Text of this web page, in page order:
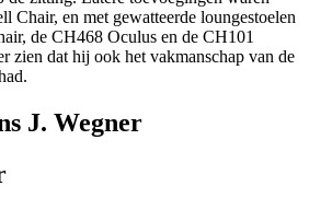
Chair, en met gewatteerde loungestoelen
de CH468 Oculus en de CH101
zien dat hij ook het vakmanschap van de
J. Wegner